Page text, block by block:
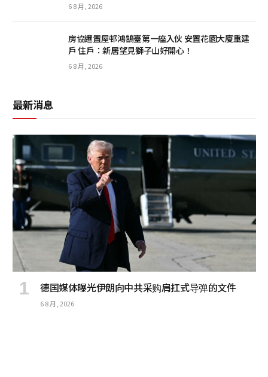
6 8 月, 2026
房協遷置屋邨鴻鵠臺第一座入伙 安置花園大廈重建
戶 住戶：新居望見獅子山好開心！
6 8 月, 2026
最新消息
德国媒体曝光伊朗向中共采购肩扛式导弹的文件
6 8 月, 2026